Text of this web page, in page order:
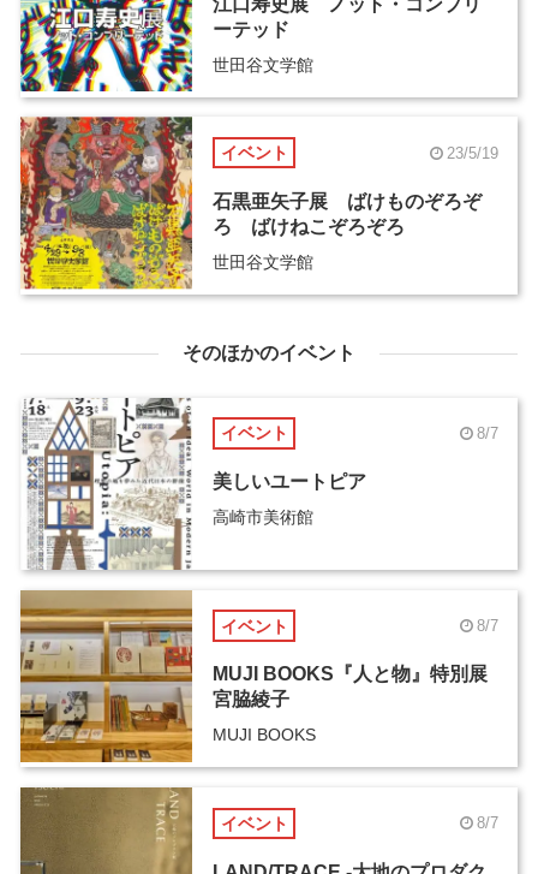
江口寿史展 ノット・コンプリ
ーテッド
世田谷文学館
イベント 23/5/19
石黒亜矢子展 ばけものぞろぞ
ろ ばけねこぞろぞろ
世田谷文学館
そのほかのイベント
イベント 8/7
美しいユートピア
高崎市美術館
イベント 8/7
MUJI BOOKS『人と物』特別展
宮脇綾子
MUJI BOOKS
イベント 8/7